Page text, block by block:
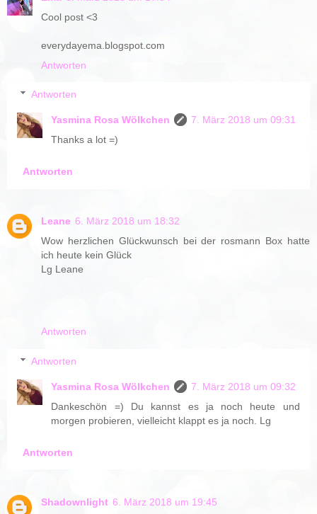
Cool post <3
everydayema.blogspot.com
Antworten
Antworten
Yasmina Rosa Wölkchen
7. März 2018 um 09:31
Thanks a lot =)
Antworten
Leane 6. März 2018 um 18:32
Wow herzlichen Glückwunsch bei der rosmann Box hatte
ich heute kein Glück
Lg Leane
Antworten
Antworten
Yasmina Rosa Wölkchen
7. März 2018 um 09:32
Dankeschön =) Du kannst es ja noch heute und
morgen probieren, vielleicht klappt es ja noch. Lg
Antworten
Shadownlight 6. März 2018 um 19:45